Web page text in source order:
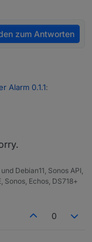
zum Antworten
Alarm 0.1.1:
Allerdings
alles
Debian11, Sonos API,
Sonos, Echos, DS718+
0